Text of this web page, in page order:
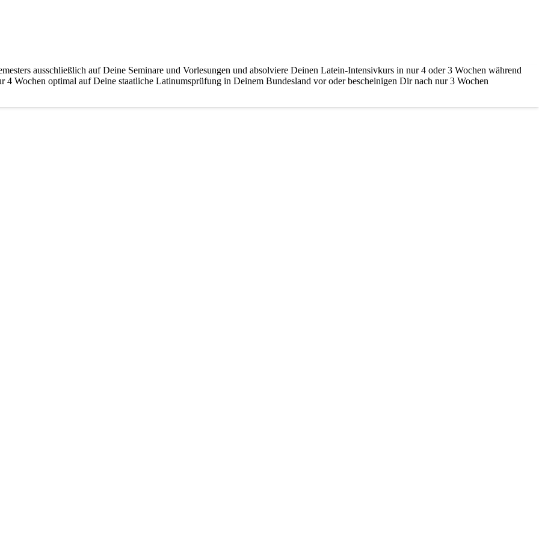
ausschließlich auf Deine Seminare und Vorlesungen und absolviere Deinen Latein-Intensivkurs in nur 4 oder 3 Wochen während
Wochen optimal auf Deine staatliche Latinumsprüfung in Deinem Bundesland vor oder bescheinigen Dir nach nur 3 Wochen
für Schritt auf Deine Latinumsprüfung in Deinem Bundesland vor. Individuelle Betreuung und effektives Lernen stehen dabei im
Wir zeigen Dir, wie Du den Prüfungstext schnell und richtig übersetzt und verzichten dabei auf alles, was nicht prüfungsrelevant ist.